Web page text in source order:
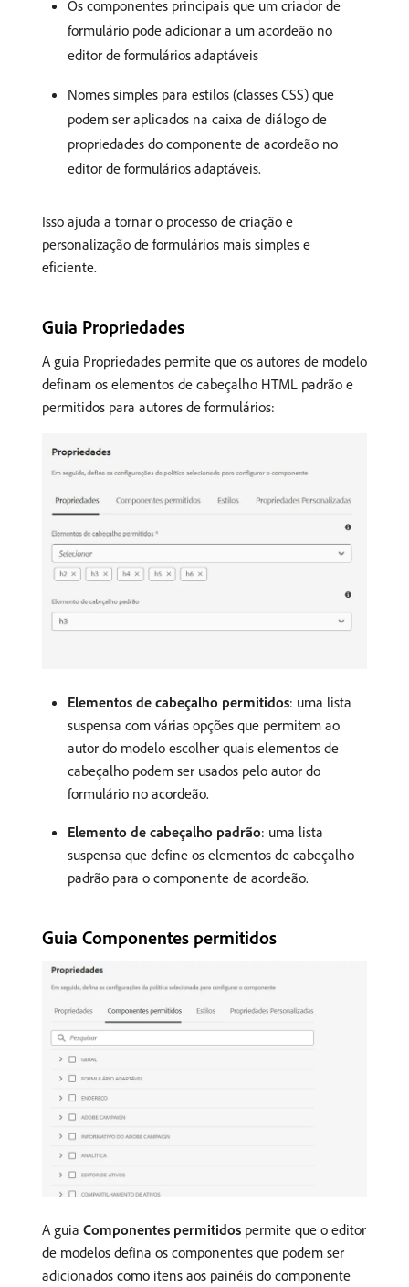
Os componentes principais que um criador de
formulário pode adicionar a um acordeão no
editor de formulários adaptáveis
Nomes simples para estilos (classes CSS) que
podem ser aplicados na caixa de diálogo de
propriedades do componente de acordeão no
editor de formulários adaptáveis.
Isso ajuda a tornar o processo de criação e
personalização de formulários mais simples e
eficiente.
Guia Propriedades
A guia Propriedades permite que os autores de modelo
definam os elementos de cabeçalho HTML padrão e
permitidos para autores de formulários:
Elementos de cabeçalho permitidos: uma lista
suspensa com várias opções que permitem ao
autor do modelo escolher quais elementos de
cabeçalho podem ser usados pelo autor do
formulário no acordeão.
Elemento de cabeçalho padrão: uma lista
suspensa que define os elementos de cabeçalho
padrão para o componente de acordeão.
Guia Componentes permitidos
A guia Componentes permitidos permite que o editor
de modelos defina os componentes que podem ser
adicionados como itens aos painéis do componente